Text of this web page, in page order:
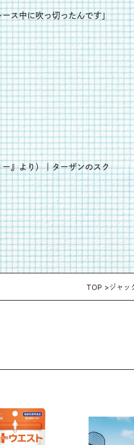
ス中に吹っ切ったんです」
』より）｜ターザンのスク
TOP ジャッ